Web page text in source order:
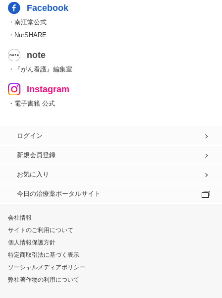
Facebook
・南江堂公式
・NurSHARE
note
・『がん看護』編集室
Instagram
・電子書籍 公式
ログイン
新規会員登録
お気に入り
今日の治療薬ポータルサイト
会社情報
サイトのご利用について
個人情報保護方針
特定商取引法に基づく表示
ソーシャルメディアポリシー
弊社著作物の利用について